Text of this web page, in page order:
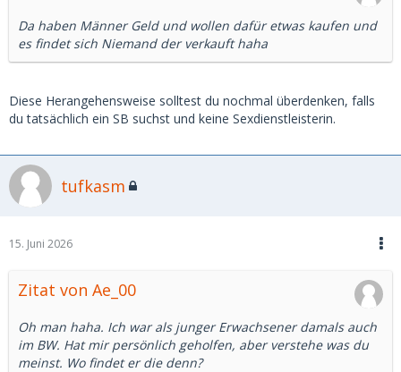
Da haben Männer Geld und wollen dafür etwas kaufen und
es findet sich Niemand der verkauft haha
Diese Herangehensweise solltest du nochmal überdenken, falls
du tatsächlich ein SB suchst und keine Sexdienstleisterin.
tufkasm
15. Juni 2026
Zitat von Ae_00
Oh man haha. Ich war als junger Erwachsener damals auch
im BW. Hat mir persönlich geholfen, aber verstehe was du
meinst. Wo findet er die denn?